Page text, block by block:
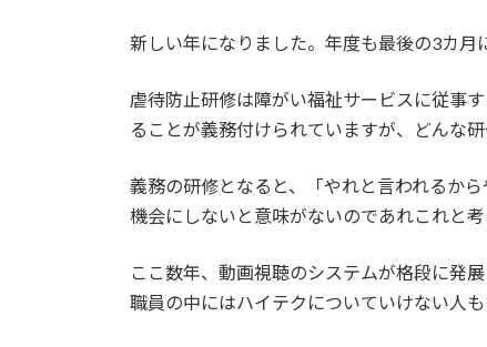
新
時
:
新しい年になりました。年度も最後の3カ月
虐待防止研修は障がい福祉サービスに従事
ることが義務付けられていますが、どんな
義務の研修となると、「やれと言われるか
機会にしないと意味がないのであれこれと考
ここ数年、動画視聴のシステムが格段に発
職員の中にはハイテクについていけない人